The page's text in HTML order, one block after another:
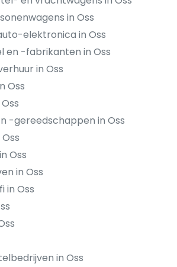
in Oss
elektronica in Oss
en -fabrikanten in Oss
in Oss
Oss
-gereedschappen in Oss
Oss
in Oss
in Oss
in Oss